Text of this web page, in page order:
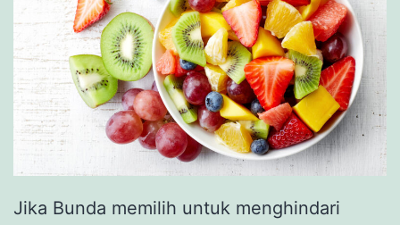
Jika Bunda memilih untuk menghindari